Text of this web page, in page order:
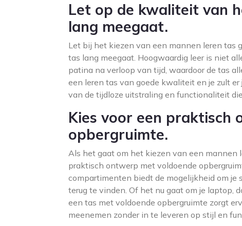
Let op de kwaliteit van
lang meegaat.
Let bij het kiezen van een mannen leren tas
tas lang meegaat. Hoogwaardig leer is niet
patina na verloop van tijd, waardoor de tas
een leren tas van goede kwaliteit en je zult
van de tijdloze uitstraling en functionaliteit
Kies voor een praktisch
opbergruimte.
Als het gaat om het kiezen van een mannen
praktisch ontwerp met voldoende
compartimenten biedt de mogelijkheid om je
terug te vinden. Of het nu gaat om je laptop,
een tas met voldoende opbergruimte zorgt
meenemen zonder in te leveren op stijl en